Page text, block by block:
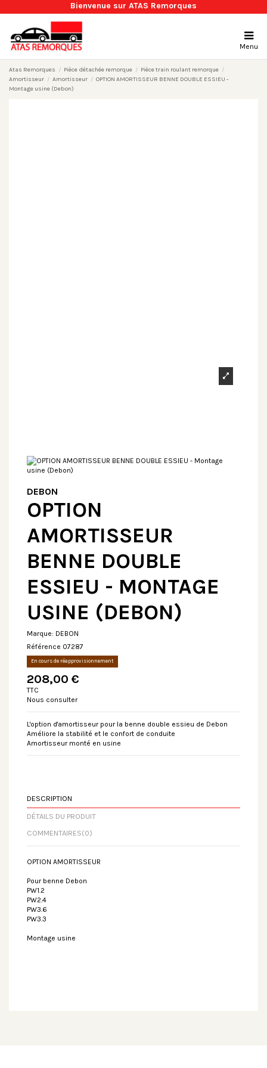
Bienvenue sur ATAS Remorques
Menu
Atas Remorques Pièce détachée remorque
Pièce train roulant remorque
Amortisseur
Amortisseur
OPTION AMORTISSEUR BENNE DOUBLE ESSIEU -
Montage usine (Debon)
DEBON
OPTION
AMORTISSEUR
BENNE DOUBLE
ESSIEU - MONTAGE
USINE (DEBON)
Marque: DEBON
Référence 07287
En cours de réapprovisionnement
208,00 €
TTC
Nous consulter
L'option d'amortisseur pour la benne double essieu de Debon
Améliore la stabilité et le confort de conduite
Amortisseur monté en usine
DESCRIPTION
DÉTAILS DU PRODUIT
COMMENTAIRES(0)
OPTION AMORTISSEUR
Pour benne Debon
PW1.2
PW2.4
PW3.6
PW3.3
Montage usine